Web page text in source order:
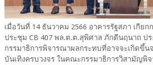
เมื่อวันที่ 14 ธันวาคม 2566 อาคารรัฐสภา เกียก
ประชุม CB 407 พล.ต.ต.สุพิศาล ภักดีนฤนาถ ป
กรรมาธิการพิจารณาผลกระทบที่อาจจะเกิดขึ้น
บันเทิงครบวงจร ในคณะกรรมาธิการวิสามัญพิ